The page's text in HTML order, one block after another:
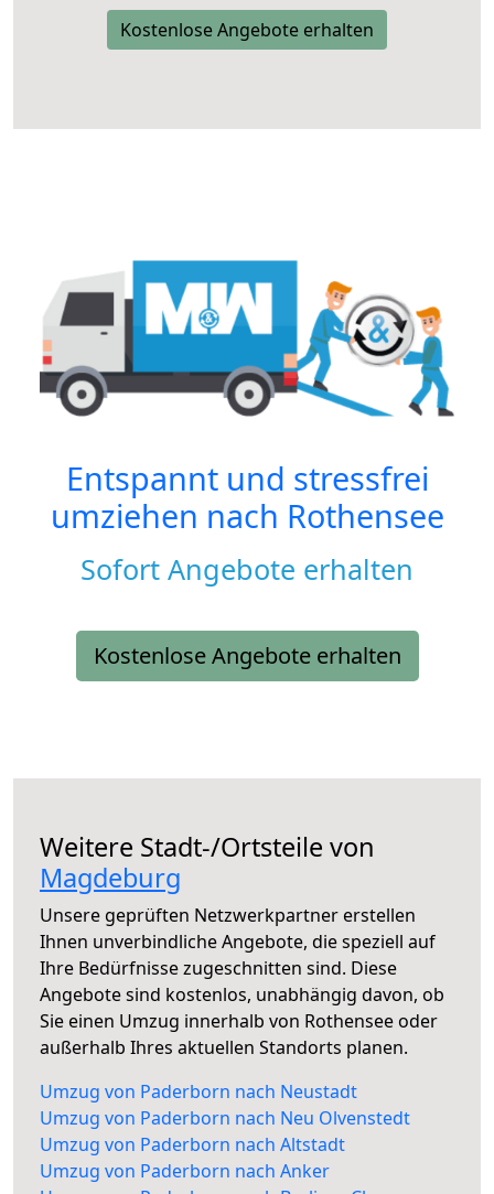
Kostenlose Angebote erhalten
Entspannt und stressfrei
umziehen nach Rothensee
Sofort Angebote erhalten
Kostenlose Angebote erhalten
Weitere Stadt-/Ortsteile von
Magdeburg
Unsere geprüften Netzwerkpartner erstellen
Ihnen unverbindliche Angebote, die speziell auf
Ihre Bedürfnisse zugeschnitten sind. Diese
Angebote sind kostenlos, unabhängig davon, ob
Sie einen Umzug innerhalb von Rothensee oder
außerhalb Ihres aktuellen Standorts planen.
Umzug von Paderborn nach Neustadt
Umzug von Paderborn nach Neu Olvenstedt
Umzug von Paderborn nach Altstadt
Umzug von Paderborn nach Anker